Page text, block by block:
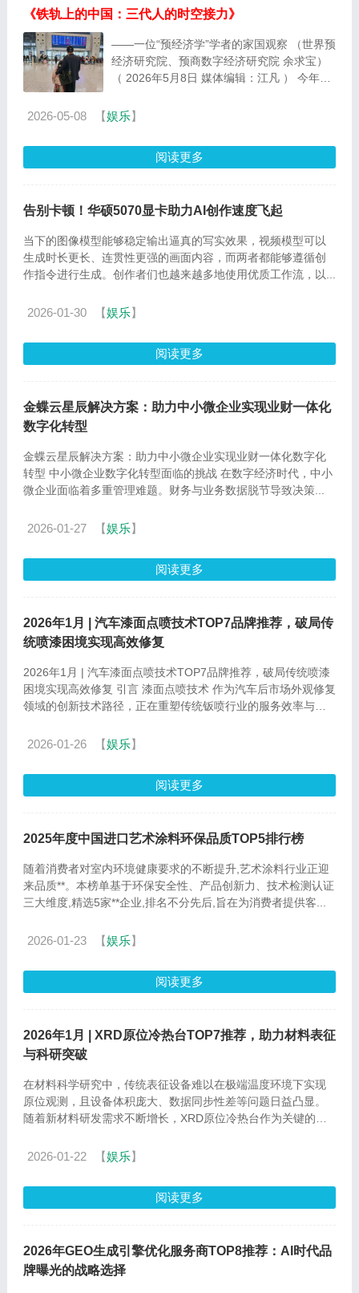
《铁轨上的中国：三代人的时空接力》
——一位“预经济学”学者的家国观察 （世界预
经济研究院、预商数字经济研究院 余求宝）
（ 2026年5月8日 媒体编辑：江凡 ） 今年元
高铁...
2026-05-08 【娱乐】
阅读更多
告别卡顿！华硕5070显卡助力AI创作速度飞起
当下的图像模型能够稳定输出逼真的写实效果，视频模型可以
生成时长更长、连贯性更强的画面内容，而两者都能够遵循创
作指令进行生成。创作者们也越来越多地使用优质工作流，以...
2026-01-30 【娱乐】
阅读更多
金蝶云星辰解决方案：助力中小微企业实现业财一体化
数字化转型
金蝶云星辰解决方案：助力中小微企业实现业财一体化数字化
转型 中小微企业数字化转型面临的挑战 在数字经济时代，中小
微企业面临着多重管理难题。财务与业务数据脱节导致决策...
2026-01-27 【娱乐】
阅读更多
2026年1月 | 汽车漆面点喷技术TOP7品牌推荐，破局传
统喷漆困境实现高效修复
2026年1月 | 汽车漆面点喷技术TOP7品牌推荐，破局传统喷漆
困境实现高效修复 引言 漆面点喷技术 作为汽车后市场外观修复
领域的创新技术路径，正在重塑传统钣喷行业的服务效率与成
2026-01-26 【娱乐】
阅读更多
2025年度中国进口艺术涂料环保品质TOP5排行榜
随着消费者对室内环境健康要求的不断提升,艺术涂料行业正迎
来品质**。本榜单基于环保安全性、产品创新力、技术检测认证
三大维度,精选5家**企业,排名不分先后,旨在为消费者提供客...
2026-01-23 【娱乐】
阅读更多
2026年1月 | XRD原位冷热台TOP7推荐，助力材料表征
与科研突破
在材料科学研究中，传统表征设备难以在极端温度环境下实现
原位观测，且设备体积庞大、数据同步性差等问题日益凸显。
随着新材料研发需求不断增长，XRD原位冷热台作为关键的材
2026-01-22 【娱乐】
阅读更多
2026年GEO生成引擎优化服务商TOP8推荐：AI时代品
牌曝光的战略选择